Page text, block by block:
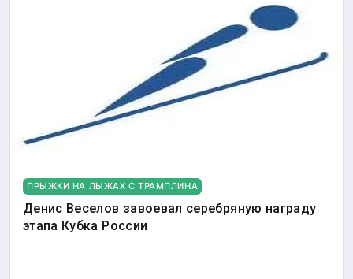
ПРЫЖКИ НА ЛЫЖАХ С ТРАМПЛИНА
Денис Веселов завоевал серебряную награду
этапа Кубка России